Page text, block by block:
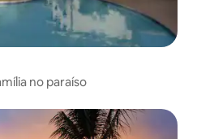
no paraíso